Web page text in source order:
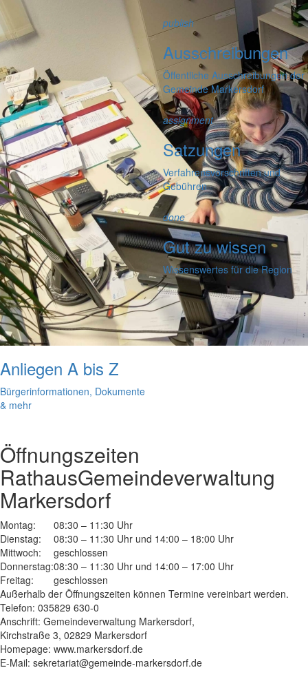
Anliegen A bis Z
Bürgerinformationen, Dokumente
& mehr
publish
Ausschreibungen
Öffentliche Ausschreibungen der
Gemeinde Markersdorf
assignment
Satzungen
Verfahrensvorschriften und
Gebühren
done
Gut zu wissen
Wissenswertes für die Region
Öffnungszeiten
RathausGemeindeverwaltung
Markersdorf
Montag:
08:30 – 11:30 Uhr
Dienstag:
08:30 – 11:30 Uhr und 14:00 – 18:00 Uhr
Mittwoch:
geschlossen
Donnerstag:08:30 – 11:30 Uhr und 14:00 – 17:00 Uhr
Freitag:
geschlossen
Außerhalb der Öffnungszeiten können Termine vereinbart werden.
Telefon: 035829 630-0
Anschrift: Gemeindeverwaltung Markersdorf,
Kirchstraße 3, 02829 Markersdorf
Homepage: www.markersdorf.de
E-Mail: sekretariat@gemeinde-markersdorf.de